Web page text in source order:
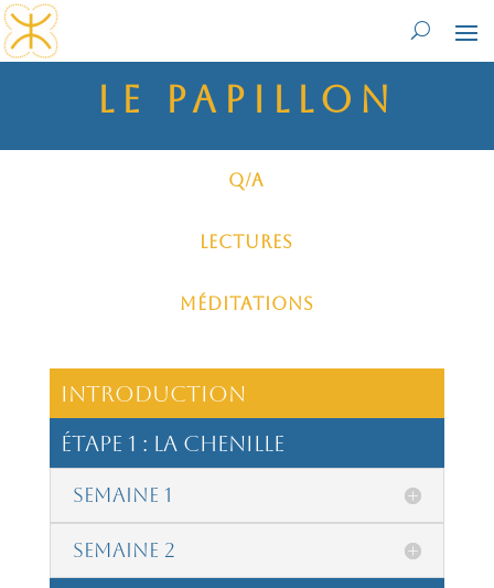
le papillon
Q/A
Lectures
Méditations
introduction
étape 1 : La Chenille
Semaine 1
Semaine 2